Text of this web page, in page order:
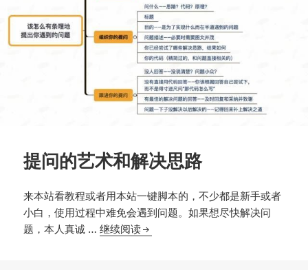
提问的艺术和解决思路
来本站看教程或者用本站一键脚本的，不少都是新手或者
小白，使用过程中难免会遇到问题。如果想尽快解决问
题，本人真诚 …继续阅读提